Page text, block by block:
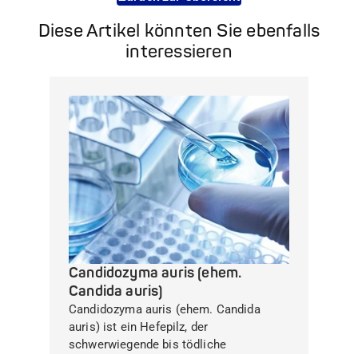
Diese Artikel könnten Sie ebenfalls
interessieren
Candidozyma auris (ehem.
Candida auris)
Candidozyma auris (ehem. Candida
auris) ist ein Hefepilz, der
schwerwiegende bis tödliche